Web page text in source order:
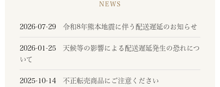
NEWS
2026-07-29 令和8年熊本地震に伴う配送遅延のお知らせ
2026-01-25 天候等の影響による配送遅延発生の恐れにつ
いて
2025-10-14 不正転売商品にご注意ください